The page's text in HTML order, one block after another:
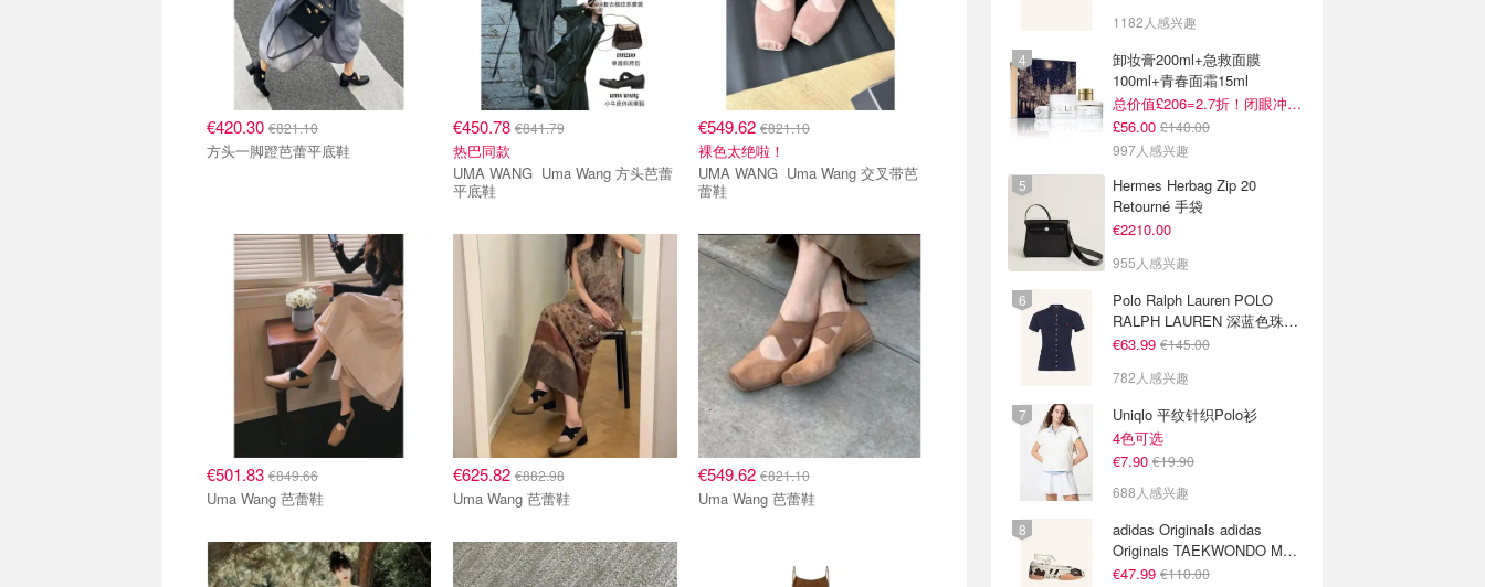
€420.30 €821.10
方头一脚蹬芭蕾平底鞋
€450.78€841.79
热巴同款
UMA WANG Uma Wang 方头芭蕾
平底鞋
€549.62 €821.10
裸色太绝啦！
UMA WANG Uma Wang 交叉带芭
蕾鞋
€501.83 €849.66
Uma Wang 芭蕾鞋
€625.82€882.98
Uma Wang 芭蕾鞋
€549.62 €821.10
Uma Wang 芭蕾鞋
1182人感兴趣
卸妆膏200ml+急救面膜
100ml+青春面霜15ml
总价值£206=2.7折！闭眼冲这套！
£56.00 £140.00
997人感兴趣
Hermes Herbag Zip 20
Retourné 手袋
€2210.00
955人感兴趣
Polo Ralph Lauren POLO
RALPH LAUREN 深蓝色珠地
布 Polo衫
€63.99 €145.00
782人感兴趣
Uniqlo 平纹针织Polo衫
4色可选
€7.90 €19.90
688人感兴趣
adidas Originals adidas
Originals TAEKWONDO MEI
芭蕾鞋 棕色米色
€47.99 €110.00